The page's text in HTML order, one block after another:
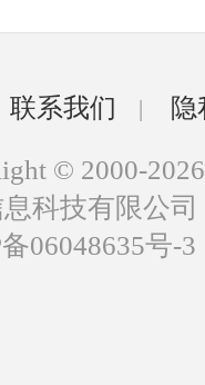
联系我们 |
© 2000-2026
科技有限公
06048635号-3